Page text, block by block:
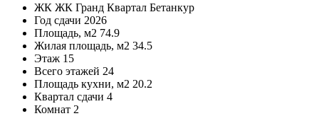
ЖК ЖК Гранд Квартал Бетанкур
Год сдачи 2026
Площадь, м2 74.9
Жилая площадь, м2 34.5
Этаж 15
Всего этажей 24
Площадь кухни, м2 20.2
Квартал сдачи 4
Комнат 2